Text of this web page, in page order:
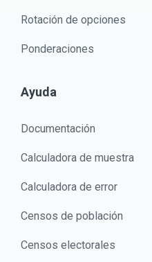
Rotación de opciones
Ponderaciones
Ayuda
Documentación
Calculadora de muestra
Calculadora de error
Censos de población
Censos electorales